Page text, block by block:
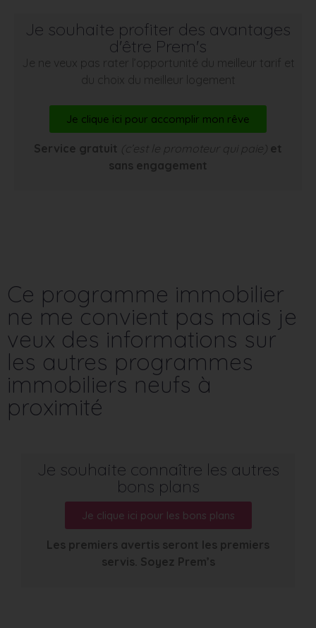
Je souhaite profiter des avantages
d'être Prem's
Je ne veux pas rater l’opportunité du meilleur tarif et
du choix du meilleur logement
Je clique ici pour accomplir mon rêve
Service gratuit (c’est le promoteur qui paie) et
sans engagement
Ce programme immobilier
ne me convient pas mais je
veux des informations sur
les autres programmes
immobiliers neufs à
proximité
Je souhaite connaître les autres
bons plans
Je clique ici pour les bons plans
Les premiers avertis seront les premiers
servis. Soyez Prem’s